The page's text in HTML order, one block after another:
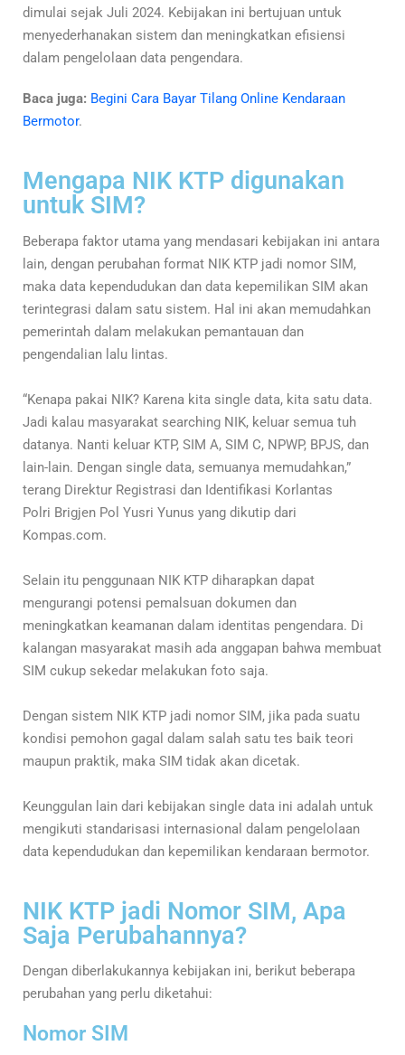
dimulai sejak Juli 2024. Kebijakan ini bertujuan untuk
menyederhanakan sistem dan meningkatkan efisiensi
dalam pengelolaan data pengendara.
Baca juga: Begini Cara Bayar Tilang Online Kendaraan
Bermotor.
Mengapa NIK KTP digunakan
untuk SIM?
Beberapa faktor utama yang mendasari kebijakan ini antara
lain, dengan perubahan format NIK KTP jadi nomor SIM,
maka data kependudukan dan data kepemilikan SIM akan
terintegrasi dalam satu sistem. Hal ini akan memudahkan
pemerintah dalam melakukan pemantauan dan
pengendalian lalu lintas.
“Kenapa pakai NIK? Karena kita single data, kita satu data.
Jadi kalau masyarakat searching NIK, keluar semua tuh
datanya. Nanti keluar KTP, SIM A, SIM C, NPWP, BPJS, dan
lain-lain. Dengan single data, semuanya memudahkan,”
terang Direktur Registrasi dan Identifikasi Korlantas
Polri Brigjen Pol Yusri Yunus yang dikutip dari
Kompas.com.
Selain itu penggunaan NIK KTP diharapkan dapat
mengurangi potensi pemalsuan dokumen dan
meningkatkan keamanan dalam identitas pengendara. Di
kalangan masyarakat masih ada anggapan bahwa membuat
SIM cukup sekedar melakukan foto saja.
Dengan sistem NIK KTP jadi nomor SIM, jika pada suatu
kondisi pemohon gagal dalam salah satu tes baik teori
maupun praktik, maka SIM tidak akan dicetak.
Keunggulan lain dari kebijakan single data ini adalah untuk
mengikuti standarisasi internasional dalam pengelolaan
data kependudukan dan kepemilikan kendaraan bermotor.
NIK KTP jadi Nomor SIM, Apa
Saja Perubahannya?
Dengan diberlakukannya kebijakan ini, berikut beberapa
perubahan yang perlu diketahui:
Nomor SIM